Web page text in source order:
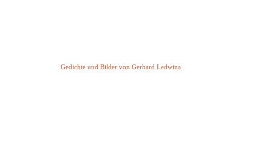
Gedichte und Bilder von Gerhard Ledwina